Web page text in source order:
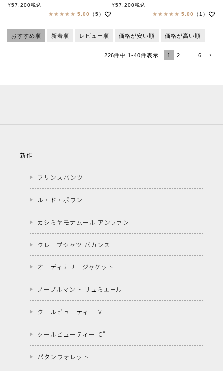
soutiencollar（ステンカラー）
¥57,200税込
5.00
（5）
「Slip-on Marseilles」
soutiencollar（ステンカラー）
¥57,200税込
5.00
（1）
おすすめ順 新着順 レビュー順 価格が安い順 価格が高い順
226件中 1-40件表示 1 2 6
新作
プリンスパンツ
ル・ド・ポワン
カシミヤモナムール アンファン
クレープシャツ バカンス
オーディナリージャケット
ノーブルマント リュミエール
クールビューティー"V"
クールビューティー"C"
パタンウォレット